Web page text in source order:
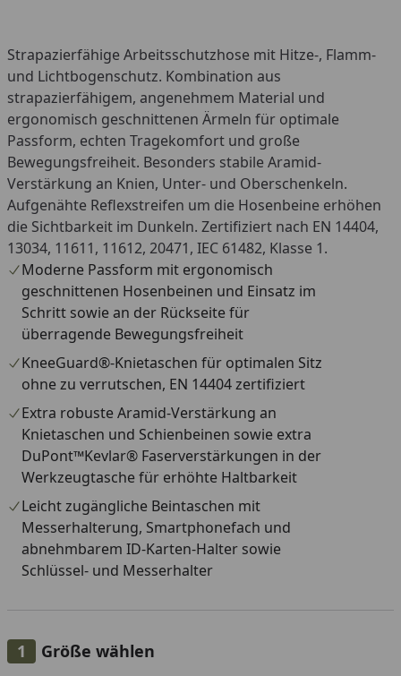
Strapazierfähige Arbeitsschutzhose mit Hitze-, Flamm-
und Lichtbogenschutz. Kombination aus
strapazierfähigem, angenehmem Material und
ergonomisch geschnittenen Ärmeln für optimale
Passform, echten Tragekomfort und große
Bewegungsfreiheit. Besonders stabile Aramid-
Verstärkung an Knien, Unter- und Oberschenkeln.
Aufgenähte Reflexstreifen um die Hosenbeine erhöhen
die Sichtbarkeit im Dunkeln. Zertifiziert nach EN 14404,
13034, 11611, 11612, 20471, IEC 61482, Klasse 1.
Moderne Passform mit ergonomisch
geschnittenen Hosenbeinen und Einsatz im
Schritt sowie an der Rückseite für
überragende Bewegungsfreiheit
KneeGuard®-Knietaschen für optimalen Sitz
ohne zu verrutschen, EN 14404 zertifiziert
Extra robuste Aramid-Verstärkung an
Knietaschen und Schienbeinen sowie extra
DuPont™Kevlar® Faserverstärkungen in der
Werkzeugtasche für erhöhte Haltbarkeit
Leicht zugängliche Beintaschen mit
Messerhalterung, Smartphonefach und
abnehmbarem ID-Karten-Halter sowie
Schlüssel- und Messerhalter
Größe wählen